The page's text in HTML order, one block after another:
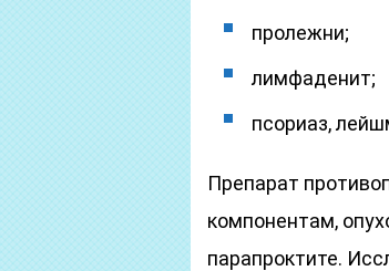
пролежни;
лимфаденит;
псориаз,
Препарат
компонентам,
парапроктите.